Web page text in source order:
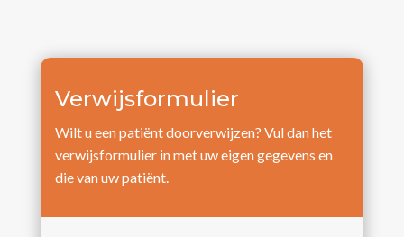
Verwijsformulier
Wilt u een patiënt doorverwijzen? Vul dan het
verwijsformulier in met uw eigen gegevens en
die van uw patiënt.